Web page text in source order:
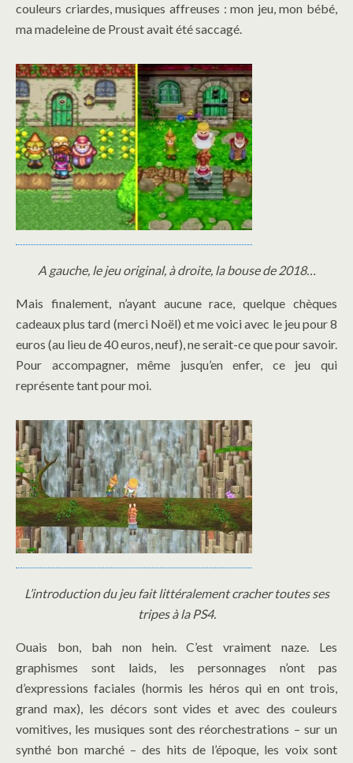
couleurs criardes, musiques affreuses : mon jeu, mon bébé,
ma madeleine de Proust avait été saccagé.
A gauche, le jeu original, à droite, la bouse de 2018…
Mais finalement, n’ayant aucune race, quelque chèques
cadeaux plus tard (merci Noël) et me voici avec le jeu pour 8
euros (au lieu de 40 euros, neuf), ne serait-ce que pour savoir.
Pour accompagner, même jusqu’en enfer, ce jeu qui
représente tant pour moi.
L’introduction du jeu fait littéralement cracher toutes ses
tripes à la PS4.
Ouais bon, bah non hein. C’est vraiment naze. Les
graphismes sont laids, les personnages n’ont pas
d’expressions faciales (hormis les héros qui en ont trois,
grand max), les décors sont vides et avec des couleurs
vomitives, les musiques sont des réorchestrations – sur un
synthé bon marché – des hits de l’époque, les voix sont